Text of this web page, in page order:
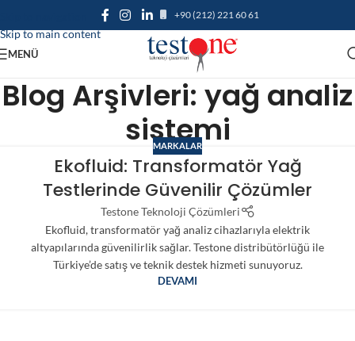
Skip to main content
+90 (212) 221 60 61
MENÜ
Blog Arşivleri: yağ analiz
sistemi
MARKALAR
Ekofluid: Transformatör Yağ
Testlerinde Güvenilir Çözümler
Testone Teknoloji Çözümleri
Ekofluid, transformatör yağ analiz cihazlarıyla elektrik
altyapılarında güvenilirlik sağlar. Testone distribütörlüğü ile
Türkiye’de satış ve teknik destek hizmeti sunuyoruz.
DEVAMI